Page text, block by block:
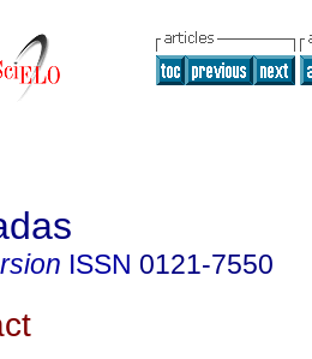
ISSN 0121-7550